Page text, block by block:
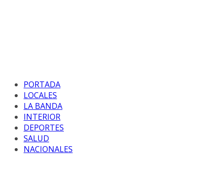
PORTADA
LOCALES
LA BANDA
INTERIOR
DEPORTES
SALUD
NACIONALES